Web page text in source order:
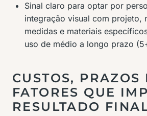
Sinal claro para optar por
integração visual com projeto,
medidas e materiais
uso de médio a longo prazo
CUSTOS, PRAZOS
FATORES QUE
RESULTADO